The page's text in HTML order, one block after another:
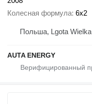
Колесная формула 6x2
Польша, Lgota Wielka
AUTA ENERGY